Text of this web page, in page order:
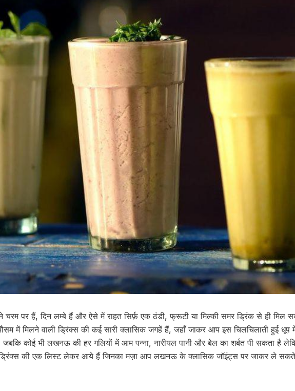
चरम पर हैं, दिन लम्बे हैं और ऐसे में राहत सिर्फ़ एक ठंडी, फ्रूटी या मिल्की समर ड्रिंक से ही मिल
में मिलने वाली ड्रिंक्स की कई सारी क्लासिक जगहें हैं, जहाँ जाकर आप इस चिलचिलाती हुई धूप
कोई भी लखनऊ की हर गलियों में आम पन्ना, नारीयल पानी और बेल का शर्बत पी सकता है
की एक लिस्ट लेकर आये हैं जिनका मज़ा आप लखनऊ के क्लासिक जॉइंट्स पर जाकर ले